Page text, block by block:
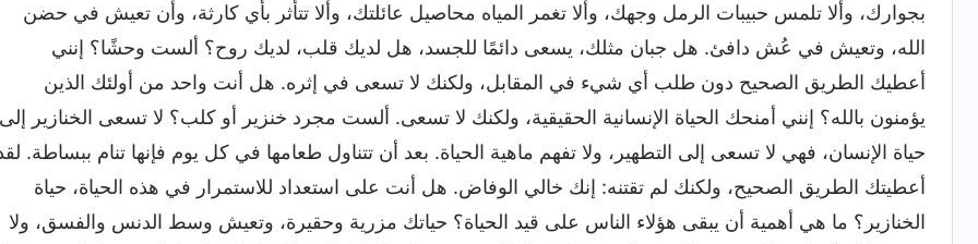
بجوارك، وألا تلمس حبيبات الرمل وجهك، وألا تغمر المياه محاصيل عائلتك، وألا تتأثر بأي كارثة، وأن تعيش في حضن
الله، وتعيش في عُش دافئ. هل جبان مثلك، يسعى دائمًا للجسد، هل لديك قلب، لديك روح؟ ألست وحشًا؟ إنني
أعطيك الطريق الصحيح دون طلب أي شيء في المقابل، ولكنك لا تسعى في إثره. هل أنت واحد من أولئك الذين
يؤمنون بالله؟ إنني أمنحك الحياة الإنسانية الحقيقية، ولكنك لا تسعى. ألست مجرد خنزير أو كلب؟ لا تسعى الخنازير إلى
حياة الإنسان، فهي لا تسعى إلى التطهير، ولا تفهم ماهية الحياة. بعد أن تتناول طعامها في كل يوم فإنها تنام ببساطة.
أعطيتك الطريق الصحيح، ولكنك لم تقتنه: إنك خالي الوفاض. هل أنت على استعداد للاستمرار في هذه الحياة، حياة
الخنازير؟ ما هي أهمية أن يبقى هؤلاء الناس على قيد الحياة؟ حياتك مزرية وحقيرة، وتعيش وسط الدنس والفسق، ولا